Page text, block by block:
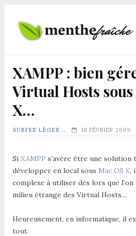
XAMPP : bien
Virtual Hosts sous
X…
SURFEZ LÉGER... 18 FÉVRIER 2009
Si XAMPP s’avère être une
développer en local sous Mac OS X,
complexe à utiliser dès lors que l’on
milieu étrange des Virtual Hosts…
Heureusement, en informatique, il
tout.